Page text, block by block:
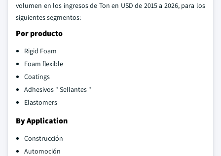
volumen en los ingresos de Ton en USD de 2015 a 2026, para los
siguientes segmentos:
Por producto
Rigid Foam
Foam flexible
Coatings
Adhesivos " Sellantes "
Elastomers
By Application
Construcción
Automoción